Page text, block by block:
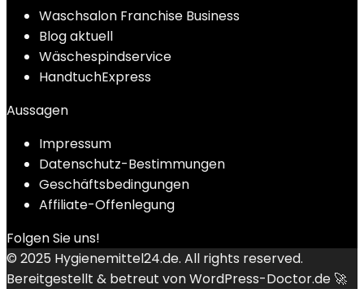
Waschsalon Franchise Business
Blog aktuell
Wäschespindservice
HandtuchExpress
Aussagen
Impressum
Datenschutz-Bestimmungen
Geschäftsbedingungen
Affiliate-Offenlegung
Folgen Sie uns!
© 2025 Hygienemittel24.de. All rights reserved.
Bereitgestellt & betreut vonWordPress-Doctor.de 🚀